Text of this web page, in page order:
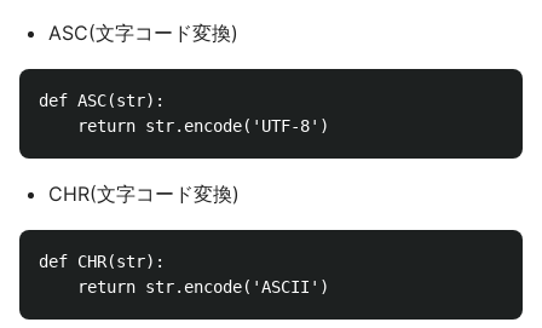
ASC(文字コード変換)
def ASC(str):
CHR(文字コード変換)
def CHR(str):